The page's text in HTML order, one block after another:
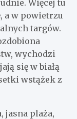
Więcej tu
a w powietrzu
targów.
wychodzi
się w białą
wstążek z
jasna plaża,